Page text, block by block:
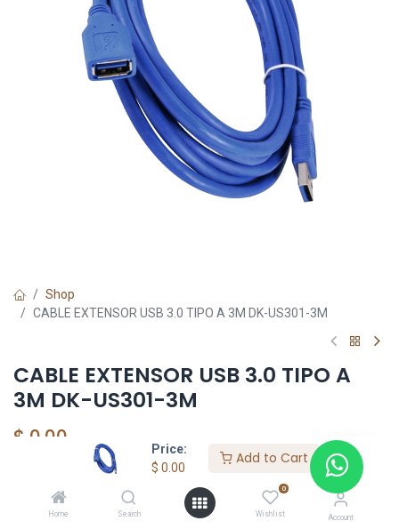
Price:
$ 0.00
Add to Cart
Home Search
0
Wishlist Account
Shop
CABLE EXTENSOR USB 3.0 TIPO A 3M DK-US301-3M
CABLE EXTENSOR USB 3.0 TIPO A
3M DK-US301-3M
$ 0.00
Add to Cart